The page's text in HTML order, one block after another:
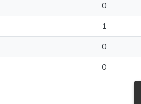
0
1
0
0